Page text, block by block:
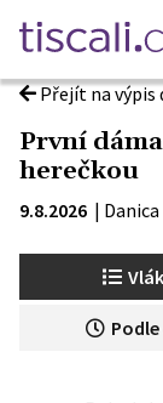
Přejít na výpis
První
herečkou
9.8.2026 |
Podle